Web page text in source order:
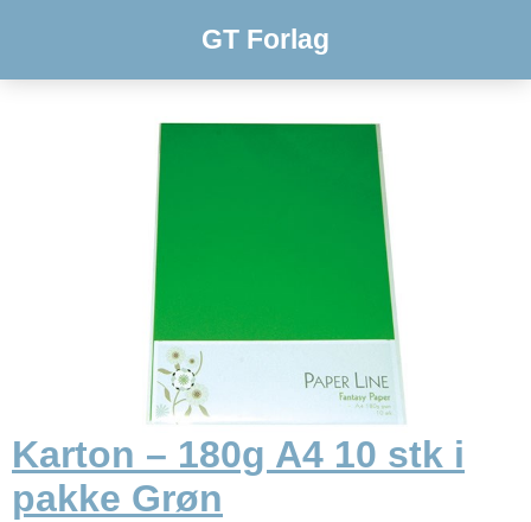
GT Forlag
Karton – 180g A4 10 stk i
pakke Grøn